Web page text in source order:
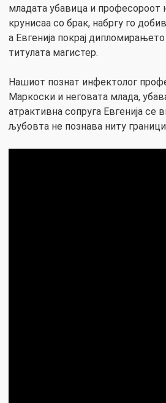
младата убавица и професороот
крунисаа со брак, набргу го
а Евгенија покрај
титулата магистер.
Нашиот познат инфектолог
Маркоски и неговата млада,
атрактивна сопруга Евгенија се
љубовта не познава ниту